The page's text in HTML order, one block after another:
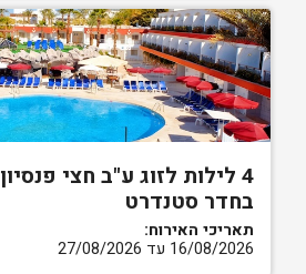
4 לילות לזוג ע"ב חצי פנסיון
בחדר סטנדרט
תאריכי האירוח:
16/08/2026 עד 27/08/2026